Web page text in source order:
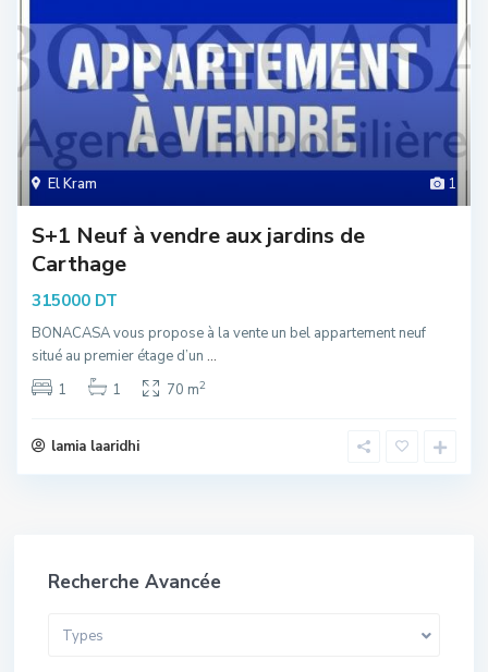
1
El Kram
S+1 Neuf à vendre aux jardins de
Carthage
315000 DT
BONACASA vous propose à la vente un bel appartement neuf
situé au premier étage d’un ...
1
1 70 m2
lamia laaridhi
Recherche Avancée
Types